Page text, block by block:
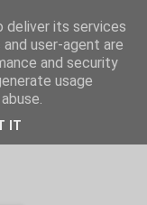
Dar ar fi mai rapid
deliver its services
user-agent are
and security
usage
IT